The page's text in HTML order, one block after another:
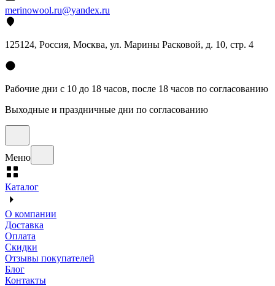
merinowool.ru@yandex.ru
125124, Россия, Москва, ул. Марины Расковой, д. 10, стр. 4
Рабочие дни с 10 до 18 часов, после 18 часов по согласованию
Выходные и праздничные дни по согласованию
Меню
Каталог
О компании
Доставка
Оплата
Скидки
Отзывы покупателей
Блог
Контакты